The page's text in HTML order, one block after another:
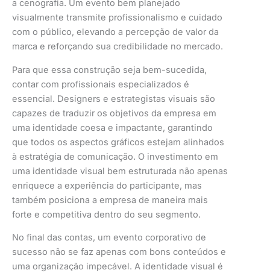
a cenografia. Um evento bem planejado
visualmente transmite profissionalismo e cuidado
com o público, elevando a percepção de valor da
marca e reforçando sua credibilidade no mercado.
Para que essa construção seja bem-sucedida,
contar com profissionais especializados é
essencial. Designers e estrategistas visuais são
capazes de traduzir os objetivos da empresa em
uma identidade coesa e impactante, garantindo
que todos os aspectos gráficos estejam alinhados
à estratégia de comunicação. O investimento em
uma identidade visual bem estruturada não apenas
enriquece a experiência do participante, mas
também posiciona a empresa de maneira mais
forte e competitiva dentro do seu segmento.
No final das contas, um evento corporativo de
sucesso não se faz apenas com bons conteúdos e
uma organização impecável. A identidade visual é